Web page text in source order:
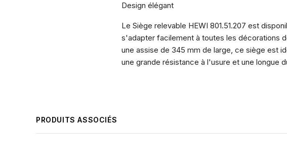
Design élégant
Le Siège relevable HEWI 801.51.207 est
s'adapter facilement à toutes les décorations
une assise de 345 mm de large, ce siège est
une grande résistance à l'usure et une longue
PRODUITS ASSOCIÉS